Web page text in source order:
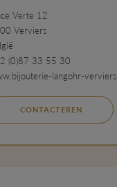
Verte 12
Verviers
(0)87 33 55 30
langohr-verviers
CONTACTEREN